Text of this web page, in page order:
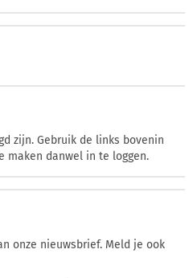
zijn. Gebruik de links bovenin
maken danwel in te loggen.
onze nieuwsbrief. Meld je ook